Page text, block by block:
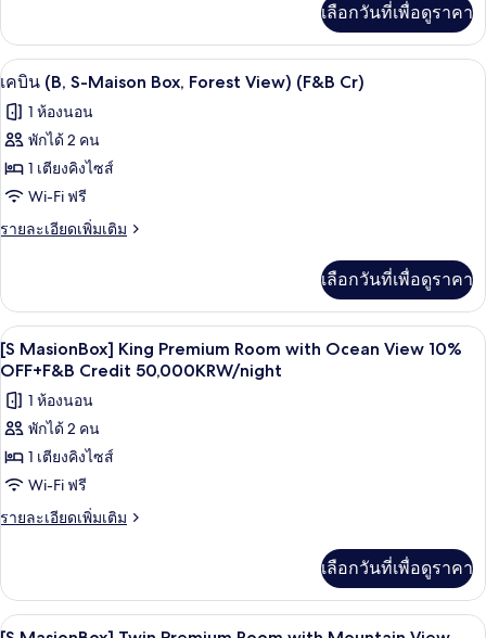
เตียง,
วิว
ทะเล
(B,
Maison
Box)
Credit)
เกี่ยว
กับ
เคบิน,
เดี่ยว
2
วิว
ทะเล
Maison
เลือกวันที่เพื่อดูราคา
เปิด
ภาพถ่าย
ทั้งหมด
ของ
เคบิน
(B,
Box,
Forest
View)
(F&B
Cr)
เครื่องนอนระดับพรีเมียม, ผ้านวมขนเ
6
เคบิน (B, S-Maison Box, Forest View) (F&B Cr)
1 ห้องนอน
พักได้ 2 คน
1 เตียงคิงไซส์
Wi-Fi ฟรี
รายละเอียดเพิ่มเติม
ราย
เกี่ยว
กับ
เคบิน
(B,
Maison
Box,
View)
(F&B
เลือกวันที่เพื่อดูราคา
เปิด
ภาพถ่าย
ทั้งหมด
ของ
[S
MasionBox]
King
with
Ocean
เครื่องนอนระดับพรีเมียม, ผ้านวมขนเ
6
[S MasionBox] King Premium Room with Ocean View 10%
OFF+F&B Credit 50,000KRW/night
1 ห้องนอน
พักได้ 2 คน
1 เตียงคิงไซส์
Wi-Fi ฟรี
รายละเอียดเพิ่มเติม
ราย
เกี่ยว
กับ
[S
เลือกวันที่เพื่อดูราคา
เปิด เครื่องนอนระดับพรีเมียม, ผ้านวมขนเ
4